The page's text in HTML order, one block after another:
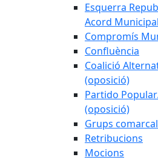
Esquerra
Acord Municipal
Compromís
Confluència
Coalició
(oposició)
Partido
(oposició)
Grups
Retribucions
Mocions